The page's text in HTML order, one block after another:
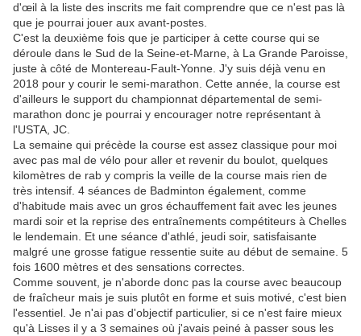
d'œil à la liste des inscrits me fait comprendre que ce n'est pas là
que je pourrai jouer aux avant-postes.
C'est la deuxième fois que je participer à cette course qui se
déroule dans le Sud de la Seine-et-Marne, à La Grande Paroisse,
juste à côté de Montereau-Fault-Yonne. J'y suis déjà venu en
2018 pour y courir le semi-marathon. Cette année, la course est
d'ailleurs le support du championnat départemental de semi-
marathon donc je pourrai y encourager notre représentant à
l'USTA, JC.
La semaine qui précède la course est assez classique pour moi
avec pas mal de vélo pour aller et revenir du boulot, quelques
kilomètres de rab y compris la veille de la course mais rien de
très intensif. 4 séances de Badminton également, comme
d'habitude mais avec un gros échauffement fait avec les jeunes
mardi soir et la reprise des entraînements compétiteurs à Chelles
le lendemain. Et une séance d'athlé, jeudi soir, satisfaisante
malgré une grosse fatigue ressentie suite au début de semaine. 5
fois 1600 mètres et des sensations correctes.
Comme souvent, je n'aborde donc pas la course avec beaucoup
de fraîcheur mais je suis plutôt en forme et suis motivé, c'est bien
l'essentiel. Je n'ai pas d'objectif particulier, si ce n'est faire mieux
qu'à Lisses il y a 3 semaines où j'avais peiné à passer sous les